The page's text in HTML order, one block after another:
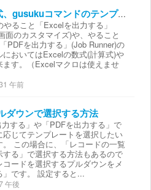
数式(計算式)、書式、gusukuコマンドのテンプレート例
ること「Excelを出力する」
面のカスタマイズ)や、やること
PDFを出力する」(Job Runner)の
おいてはExcelの数式(計算式)や
す。（Excelマクロは使えませ
午前
ダウンで選択する方法
する」や「PDFを出力する」で
じてテンプレートを選択したい
この場合に、「レコードの一覧
る」で選択する方法もあるので
ードを選択するプルダウンをメ
」です。 設定すると...
午後